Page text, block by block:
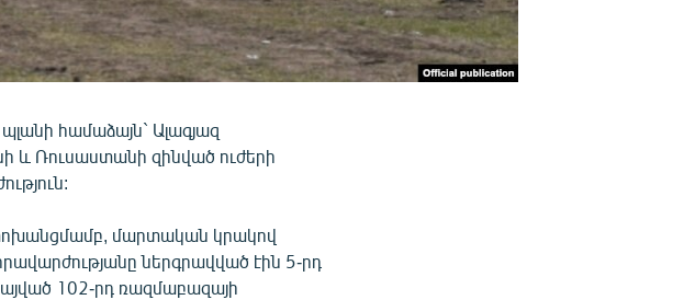
համաձայն` Ալագյազ
և Ռուսաստանի զինված ուժերի
մարտական կրակով
ներգրավված էին 5-րդ
102-րդ ռազմաբազայի